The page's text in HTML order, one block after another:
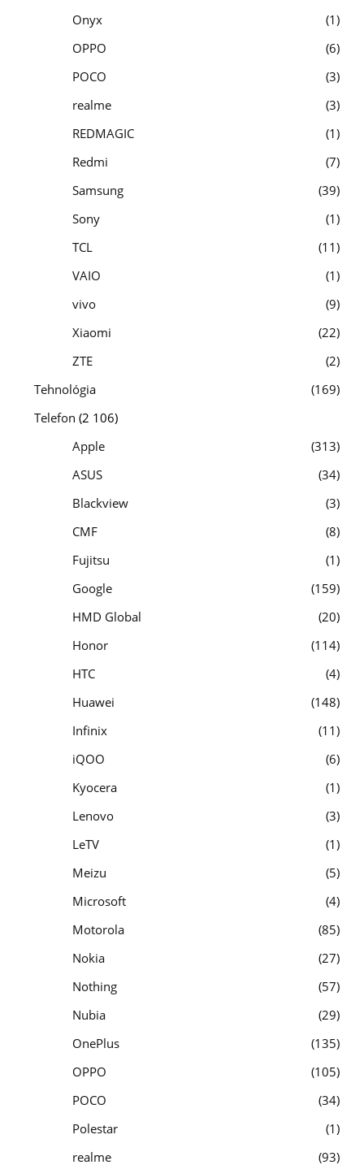
Onyx
1
OPPO
6
POCO
3
realme
3
REDMAGIC
1
Redmi
7
Samsung
39
Sony
1
TCL
11
VAIO
1
vivo
9
Xiaomi
22
ZTE
2
Tehnológia
169
Telefon (2 106)
Apple
313
ASUS
34
Blackview
3
CMF
8
Fujitsu
1
Google
159
HMD Global
20
Honor
114
HTC
4
Huawei
148
Infinix
11
iQOO
6
Kyocera
1
Lenovo
3
LeTV
1
Meizu
5
Microsoft
4
Motorola
85
Nokia
27
Nothing
57
Nubia
29
OnePlus
135
OPPO
105
POCO
34
Polestar
1
realme
93